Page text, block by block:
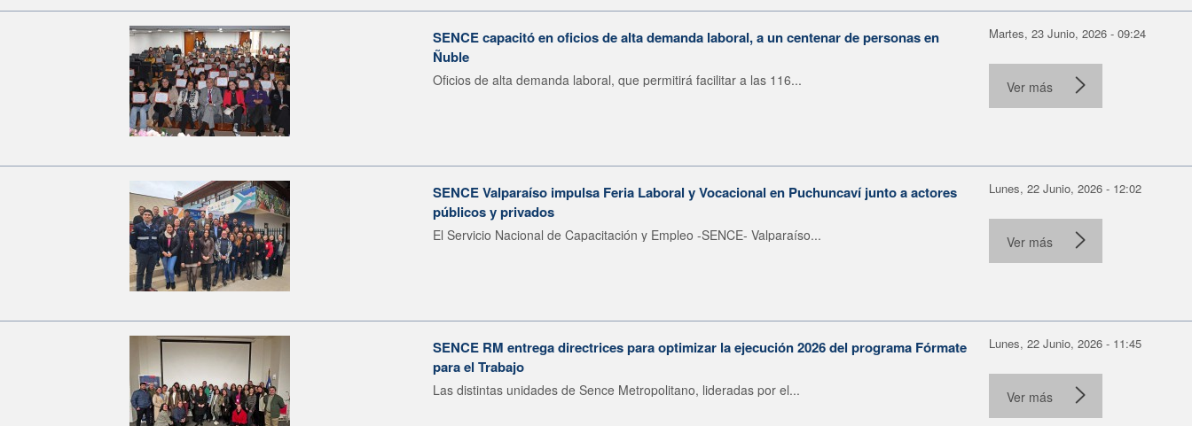
SENCE capacitó en oficios de alta demanda laboral, a un centenar de personas en
Ñuble
Oficios de alta demanda laboral, que permitirá facilitar a las 116...
Martes, 23 Junio, 2026 - 09:24
Ver más
SENCE Valparaíso impulsa Feria Laboral y Vocacional en Puchuncaví junto a actores
públicos y privados
El Servicio Nacional de Capacitación y Empleo -SENCE- Valparaíso...
Lunes, 22 Junio, 2026 - 12:02
Ver más
SENCE RM entrega directrices para optimizar la ejecución 2026 del programa Fórmate
para el Trabajo
Las distintas unidades de Sence Metropolitano, lideradas por el...
Lunes, 22 Junio, 2026 - 11:45
Ver más